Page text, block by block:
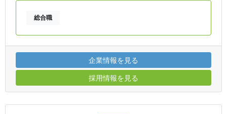
総合職
企業情報を見る
採用情報を見る